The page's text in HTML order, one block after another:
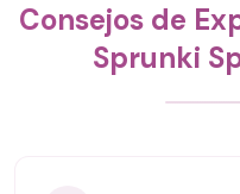
Consejos de
Sprunki